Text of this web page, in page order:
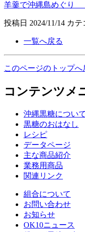
羊羹で沖縄島めぐり
投稿日 2024/11/14 カテ
一覧へ戻る
このページのトップへ
コンテンツメ
沖縄黒糖について
黒糖のおはなし
レシピ
データページ
主な商品紹介
業務用商品
関連リンク
組合について
お問い合わせ
お知らせ
OK10ニュース